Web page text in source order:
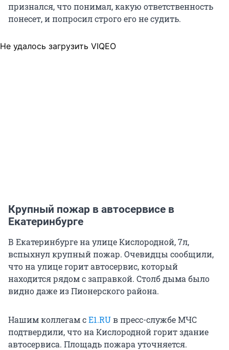
признался, что понимал, какую ответственность
понесет, и попросил строго его не судить.
Не удалось загрузить VIQEO
Крупный пожар в автосервисе в
Екатеринбурге
В Екатеринбурге на улице Кислородной, 7л,
вспыхнул крупный пожар. Очевидцы сообщили,
что на улице горит автосервис, который
находится рядом с заправкой. Столб дыма было
видно даже из Пионерского района.
Нашим коллегам сE1.RUв пресс-службе МЧС
подтвердили, что на Кислородной горит здание
автосервиса. Площадь пожара уточняется.